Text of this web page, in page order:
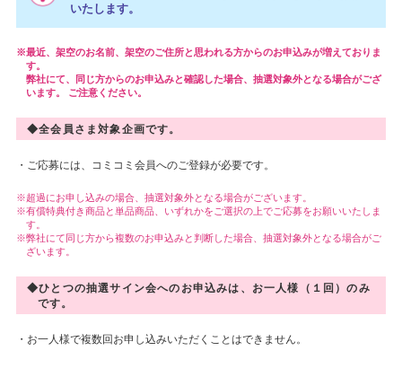
いたします。
最近、架空のお名前、架空のご住所と思われる方からのお申込みが増えておりま
す。
弊社にて、同じ方からのお申込みと確認した場合、抽選対象外となる場合がござ
います。 ご注意ください。
◆全会員さま対象企画です。
・ご応募には、コミコミ会員へのご登録が必要です。
超過にお申し込みの場合、抽選対象外となる場合がございます。
有償特典付き商品と単品商品、いずれかをご選択の上でご応募をお願いいたしま
す。
弊社にて同じ方から複数のお申込みと判断した場合、抽選対象外となる場合がご
ざいます。
◆ひとつの抽選サイン会へのお申込みは、お一人様（１回）のみ
です。
・お一人様で複数回お申し込みいただくことはできません。